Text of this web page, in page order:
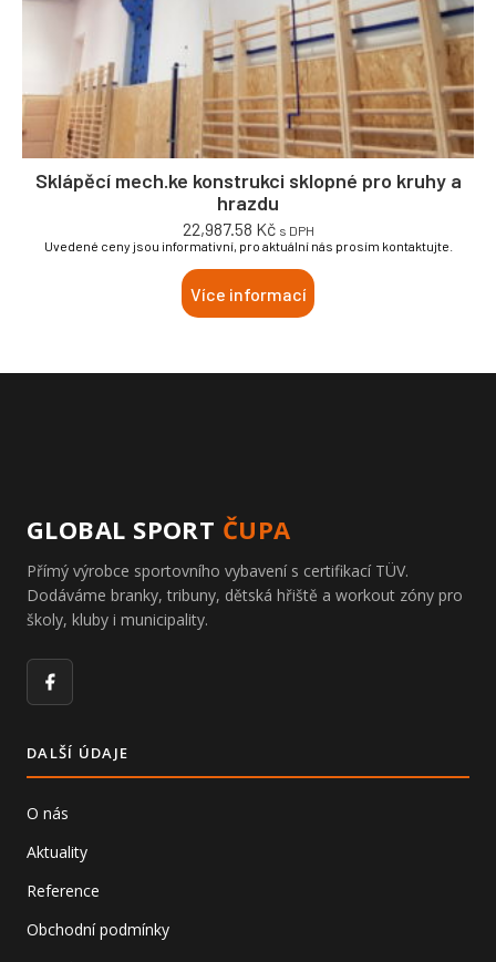
Sklápěcí mech.ke konstrukci sklopné pro kruhy a
hrazdu
22,987.58 Kč s DPH
Uvedené ceny jsou informativní, pro aktuální nás prosím kontaktujte.
Více informací
GLOBAL SPORT ČUPA
Přímý výrobce sportovního vybavení s certifikací TÜV.
Dodáváme branky, tribuny, dětská hřiště a workout zóny pro
školy, kluby i municipality.
Facebook
DALŠÍ ÚDAJE
O nás
Aktuality
Reference
Obchodní podmínky